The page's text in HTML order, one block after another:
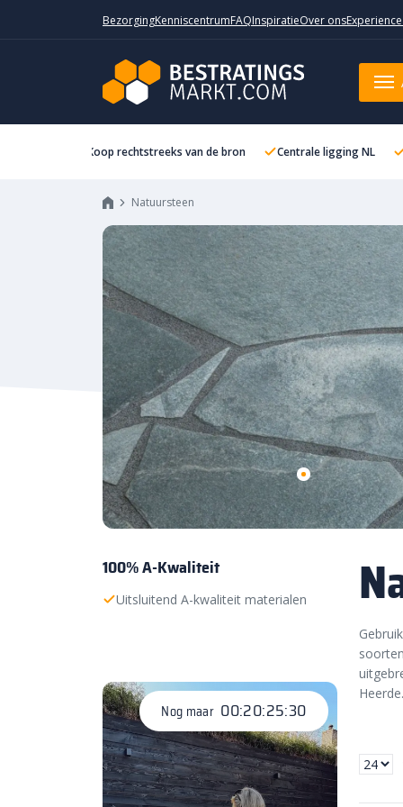
BezorgingKenniscentrumFAQInspiratieOver ons
Koop rechtstreeks van de bron Centrale ligging NL
Natuursteen
100% A-Kwaliteit
Uitsluitend A-kwaliteit materialen
Nog maar 00:20:25:29
Heerde.